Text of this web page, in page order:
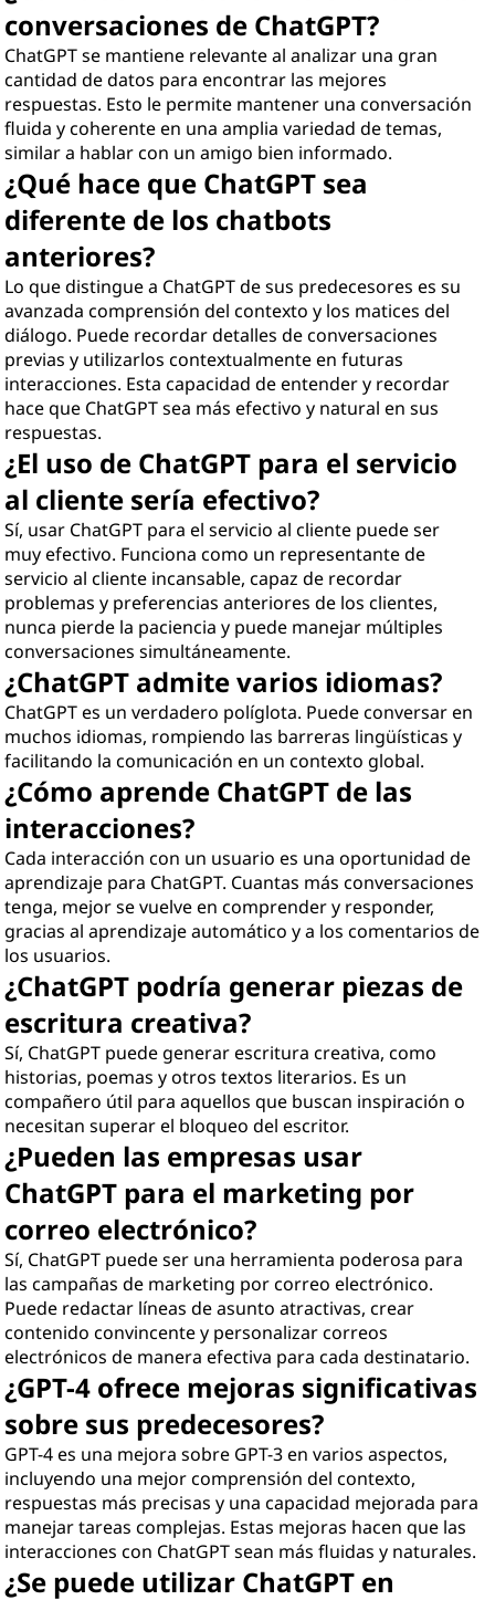
conversaciones de ChatGPT?
ChatGPT se mantiene relevante al analizar una gran
cantidad de datos para encontrar las mejores
respuestas. Esto le permite mantener una conversación
fluida y coherente en una amplia variedad de temas,
similar a hablar con un amigo bien informado.
¿Qué hace que ChatGPT sea
diferente de los chatbots
anteriores?
Lo que distingue a ChatGPT de sus predecesores es su
avanzada comprensión del contexto y los matices del
diálogo. Puede recordar detalles de conversaciones
previas y utilizarlos contextualmente en futuras
interacciones. Esta capacidad de entender y recordar
hace que ChatGPT sea más efectivo y natural en sus
respuestas.
¿El uso de ChatGPT para el servicio
al cliente sería efectivo?
Sí, usar ChatGPT para el servicio al cliente puede ser
muy efectivo. Funciona como un representante de
servicio al cliente incansable, capaz de recordar
problemas y preferencias anteriores de los clientes,
nunca pierde la paciencia y puede manejar múltiples
conversaciones simultáneamente.
¿ChatGPT admite varios idiomas?
ChatGPT es un verdadero políglota. Puede conversar en
muchos idiomas, rompiendo las barreras lingüísticas y
facilitando la comunicación en un contexto global.
¿Cómo aprende ChatGPT de las
interacciones?
Cada interacción con un usuario es una oportunidad de
aprendizaje para ChatGPT. Cuantas más conversaciones
tenga, mejor se vuelve en comprender y responder,
gracias al aprendizaje automático y a los comentarios de
los usuarios.
¿ChatGPT podría generar piezas de
escritura creativa?
Sí, ChatGPT puede generar escritura creativa, como
historias, poemas y otros textos literarios. Es un
compañero útil para aquellos que buscan inspiración o
necesitan superar el bloqueo del escritor.
¿Pueden las empresas usar
ChatGPT para el marketing por
correo electrónico?
Sí, ChatGPT puede ser una herramienta poderosa para
las campañas de marketing por correo electrónico.
Puede redactar líneas de asunto atractivas, crear
contenido convincente y personalizar correos
electrónicos de manera efectiva para cada destinatario.
¿GPT-4 ofrece mejoras significativas
sobre sus predecesores?
GPT-4 es una mejora sobre GPT-3 en varios aspectos,
incluyendo una mejor comprensión del contexto,
respuestas más precisas y una capacidad mejorada para
manejar tareas complejas. Estas mejoras hacen que las
interacciones con ChatGPT sean más fluidas y naturales.
¿Se puede utilizar ChatGPT en